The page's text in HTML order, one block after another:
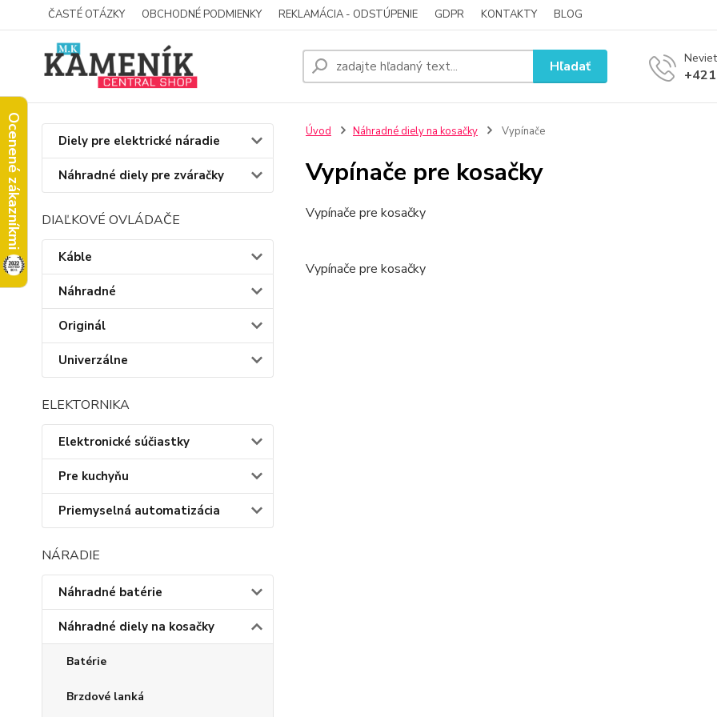
Ocenené zákazníkmi
ČASTÉ OTÁZKY OBCHODNÉ PODMIENKY REKLAMÁCIA - ODSTÚPENIE GDPR KONTAKTY BLOG
Hľadať
Diely pre elektrické náradie
Náhradné diely pre zváračky
DIAĽKOVÉ OVLÁDAČE
Káble
Náhradné
Originál
Univerzálne
ELEKTORNIKA
Elektronické súčiastky
Pre kuchyňu
Priemyselná automatizácia
NÁRADIE
Náhradné batérie
Náhradné diely na kosačky
Batérie
Brzdové lanká
Úvod Náhradné diely na kosačky Vypínače
Vypínače pre kosačky
Vypínače pre kosačky
Vypínače pre kosačky